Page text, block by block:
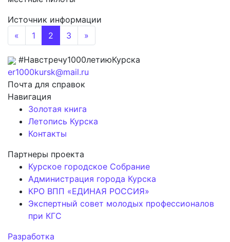
Источник информации
«
1 2 3 »
#Навстречу1000летиюКурска
er1000kursk@mail.ru
Почта для справок
Навигация
Золотая книга
Летопись Курска
Контакты
Партнеры проекта
Курское городское Собрание
Администрация города Курска
КРО ВПП «ЕДИНАЯ РОССИЯ»
Экспертный совет молодых профессионалов
при КГС
Разработка